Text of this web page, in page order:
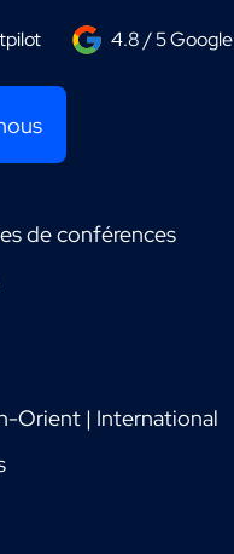
4.8 / 5 Google
de conférences
Orient | International